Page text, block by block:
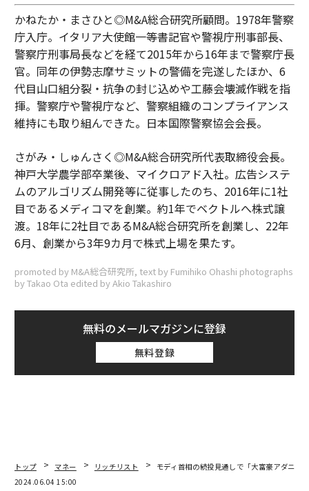
かねたか・まさひと◎M&A総合研究所顧問。1978年警察
庁入庁。イタリア大使館一等書記官や警視庁刑事部長、
警察庁刑事局長などを経て2015年から16年まで警察庁長
官。同年の伊勢志摩サミットの警備を完遂したほか、6
代目山口組分裂・抗争の封じ込めや工藤会壊滅作戦を指
揮。警察庁や警視庁など、警察組織のコンプライアンス
維持にも取り組んできた。日本国際警察協会会長。
さがみ・しゅんさく◎M&A総合研究所代表取締役会長。
神戸大学農学部卒業後、マイクロアド入社。広告システ
ムのアルゴリズム開発等に従事したのち、2016年に1社
目であるメディコマを創業。約1年でベクトルへ株式譲
渡。18年に2社目であるM&A総合研究所を創業し、22年
6月、創業から3年9カ月で株式上場を果たす。
promoted by M&A総合研究所, text by Fumihiko Ohashi photographs
by Takao Ota edited by Akio Takashiro
無料のメールマガジンに登録
無料登録
トップ マネー リッチリスト
モディ首相の続投見通しで「大富豪アダニ」
2024.06.04 15:00